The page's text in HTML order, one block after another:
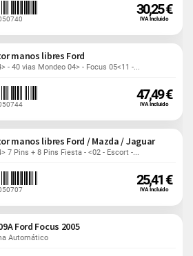
30,25 €
IVA Incluido
manos libres Ford
- 40 vias Mondeo 04> - Focus 05<11 -...
47,49 €
IVA Incluido
manos libres Ford / Mazda / Jaguar
7 Pins + 8 Pins Fiesta - <02 - Escort -...
25,41 €
IVA Incluido
Ford Focus 2005
Automático